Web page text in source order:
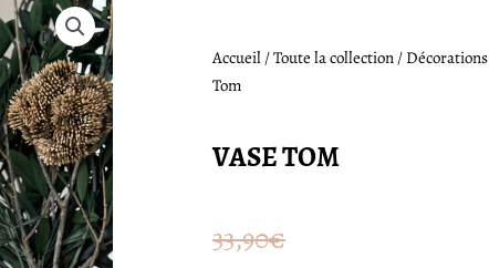
Accueil/Toute la collection/ Décorations
Tom
VASE TOM
33,90€
Le
Le